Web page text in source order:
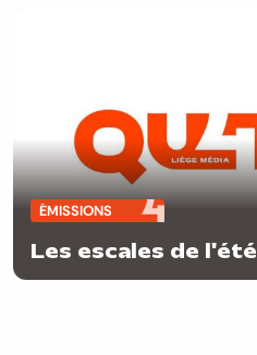
ÉMISSIONS
Les escales de l'été